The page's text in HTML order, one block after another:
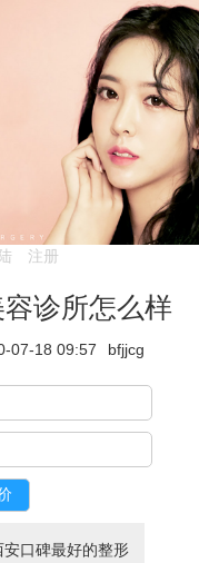
注册
诊所怎么样
07-18 09:57 bfjjcg
口碑最好的整形